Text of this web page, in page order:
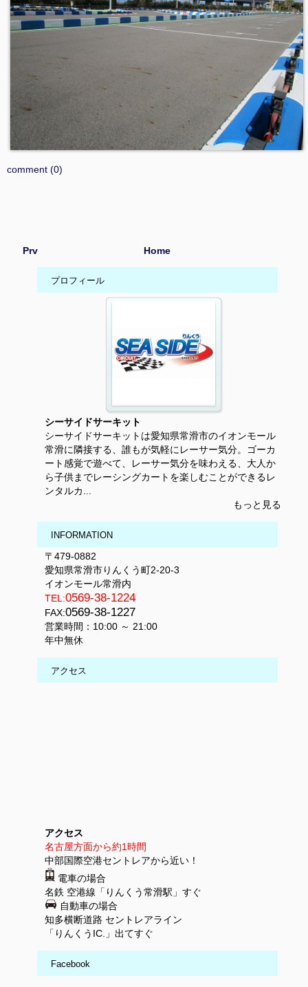
comment (0)
Prv Home
プロフィール
シーサイドサーキット
シーサイドサーキットは愛知県常滑市のイオンモール
常滑に隣接する、誰もが気軽にレーサー気分。ゴーカ
ート感覚で遊べて、レーサー気分を味わえる、大人か
ら子供までレーシングカートを楽しむことができるレ
ンタルカ...
もっと見る
INFORMATION
〒479-0882
愛知県常滑市りんくう町2-20-3
イオンモール常滑内
TEL:0569-38-1224
FAX:0569-38-1227
営業時間：10:00 ～ 21:00
年中無休
アクセス
アクセス
名古屋方面から約1時間
中部国際空港セントレアから近い！
電車の場合
名鉄 空港線「りんくう常滑駅」すぐ
自動車の場合
知多横断道路 セントレアライン
「りんくうIC.」出てすぐ
Facebook